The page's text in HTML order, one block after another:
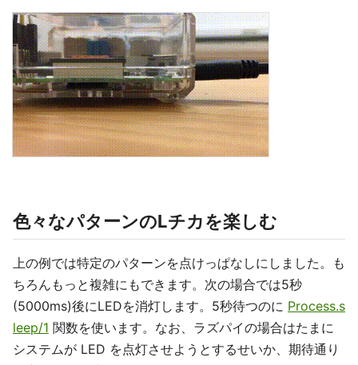
色々なパターンのLチカを楽しむ
上の例では特定のパターンを点けっぱなしにしました。も
ちろんもっと複雑にもできます。次の場合では5秒
(5000ms)後にLEDを消灯します。5秒待つのに Process.s
leep/1 関数を使います。なお、ラズパイの場合はたまに
システムが LED を点灯させようとするせいか、期待通り